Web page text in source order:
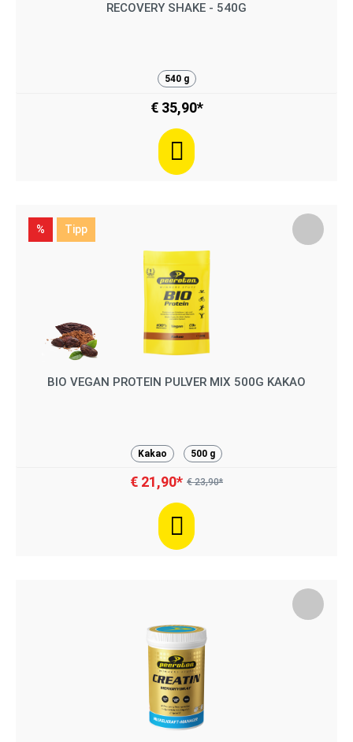
RECOVERY SHAKE - 540G
540 g
€ 35,90*
% Tipp
BIO VEGAN PROTEIN PULVER MIX 500G KAKAO
Kakao 500 g
€ 21,90* € 23,90*